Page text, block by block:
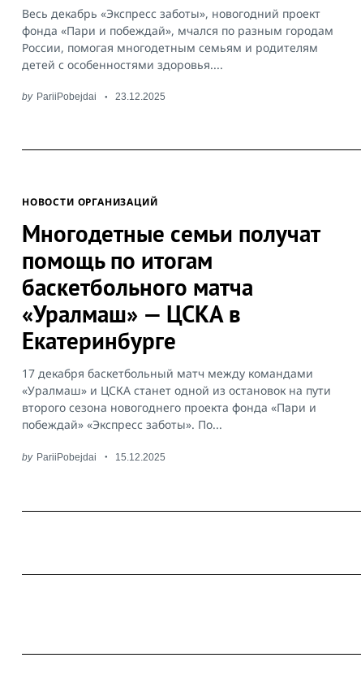
Весь декабрь «Экспресс заботы», новогодний проект
фонда «Пари и побеждай», мчался по разным городам
России, помогая многодетным семьям и родителям
детей с особенностями здоровья....
by PariiPobejdai 23.12.2025
НОВОСТИ ОРГАНИЗАЦИЙ
Многодетные семьи получат
помощь по итогам
баскетбольного матча
«Уралмаш» — ЦСКА в
Екатеринбурге
17 декабря баскетбольный матч между командами
«Уралмаш» и ЦСКА станет одной из остановок на пути
второго сезона новогоднего проекта фонда «Пари и
побеждай» «Экспресс заботы». По...
by PariiPobejdai 15.12.2025